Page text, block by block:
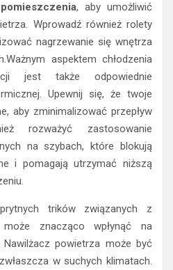
, aby umożliwić
Wprowadź również rolety
nagrzewanie się wnętrza
aspektem chłodzenia
jest także odpowiednie
Upewnij się, że twoje
aby zminimalizować przepływ
rozważyć zastosowanie
na szybach, które blokują
i pomagają utrzymać niższą
trików związanych z
znacząco wpłynąć na
powietrza może być
w suchych klimatach.